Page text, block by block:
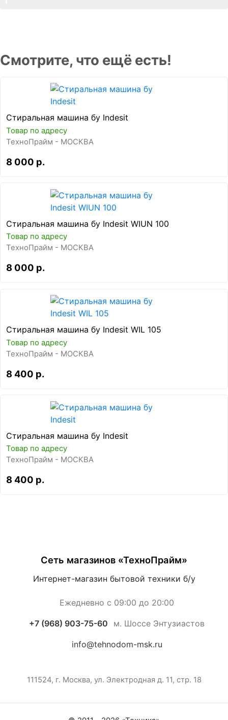
Смотрите, что ещё есть!
Стиральная машина бу Indesit
Товар по адресу
ТехноПрайм - МОСКВА
8 000 р.
Стиральная машина бу Indesit WIUN 100
Товар по адресу
ТехноПрайм - МОСКВА
8 000 р.
Стиральная машина бу Indesit WIL 105
Товар по адресу
ТехноПрайм - МОСКВА
8 400 р.
Стиральная машина бу Indesit
Товар по адресу
ТехноПрайм - МОСКВА
8 400 р.
Сеть магазинов «ТехноПрайм»
Интернет-магазин бытовой техники б/у
Ежедневно с 09:00 до 20:00
+7 (968) 903-75-60 м. Шоссе Энтузиастов
info@tehnodom-msk.ru
111524, г. Москва, ул. Электродная д. 11, стр. 18